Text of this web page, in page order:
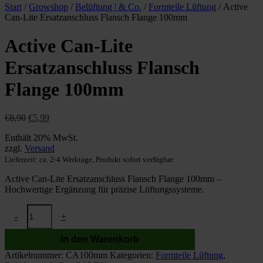
Start / Growshop / Belüftung | & Co. / Formteile Lüftung / Active
Can-Lite Ersatzanschluss Flansch Flange 100mm
Active Can-Lite
Ersatzanschluss Flansch
Flange 100mm
€8,90 Ursprünglicher
war:
€8,90
€5,99
ist:
€5,99.
Enthält 20% MwSt.
zzgl. Versand
Lieferzeit: ca. 2-4 Werktage, Produkt sofort verfügbar
Active Can-Lite Ersatzanschluss Flansch Flange 100mm –
Hochwertige Ergänzung für präzise Lüftungssysteme.
-
Active
Can-
Lite
Ersatzanschluss
Flansch
+
In den Warenkorb
Artikelnummer: CA100mm Kategorien: Formteile Lüftung,